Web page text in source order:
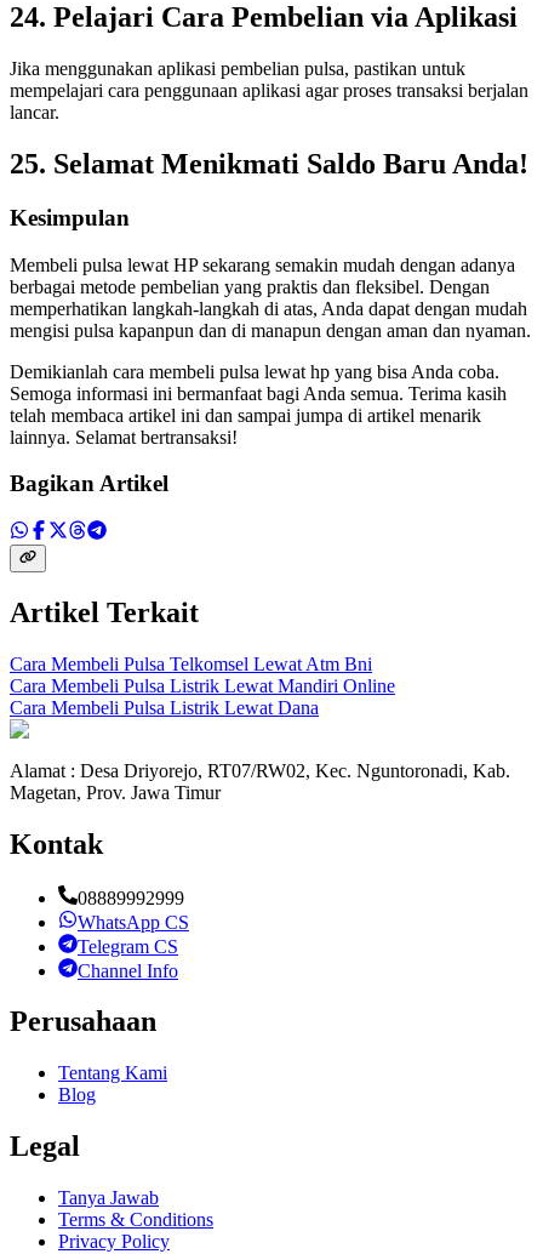
24. Pelajari Cara Pembelian via Aplikasi
Jika menggunakan aplikasi pembelian pulsa, pastikan untuk
mempelajari cara penggunaan aplikasi agar proses transaksi berjalan
lancar.
25. Selamat Menikmati Saldo Baru Anda!
Kesimpulan
Membeli pulsa lewat HP sekarang semakin mudah dengan adanya
berbagai metode pembelian yang praktis dan fleksibel. Dengan
memperhatikan langkah-langkah di atas, Anda dapat dengan mudah
mengisi pulsa kapanpun dan di manapun dengan aman dan nyaman.
Demikianlah cara membeli pulsa lewat hp yang bisa Anda coba.
Semoga informasi ini bermanfaat bagi Anda semua. Terima kasih
telah membaca artikel ini dan sampai jumpa di artikel menarik
lainnya. Selamat bertransaksi!
Bagikan Artikel
Artikel Terkait
Cara Membeli Pulsa Telkomsel Lewat Atm Bni
Cara Membeli Pulsa Listrik Lewat Mandiri Online
Cara Membeli Pulsa Listrik Lewat Dana
Alamat : Desa Driyorejo, RT07/RW02, Kec. Nguntoronadi, Kab.
Magetan, Prov. Jawa Timur
Kontak
08889992999
WhatsApp CS
Telegram CS
Channel Info
Perusahaan
Tentang Kami
Blog
Legal
Tanya Jawab
Terms & Conditions
Privacy Policy